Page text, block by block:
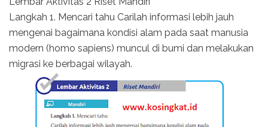
Langkah 1. Mencari tahu Carilah informasi lebih jauh
mengenai bagaimana kondisi alam pada saat manusia
modern (homo sapiens) muncul di bumi dan melakukan
migrasi ke berbagai wilayah.